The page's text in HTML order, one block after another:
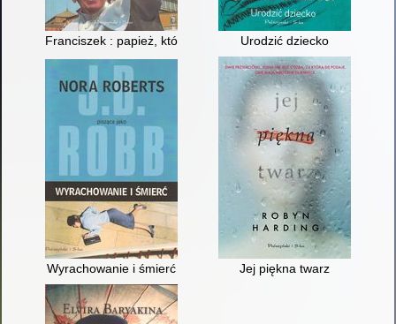
Franciszek : papież, który się uśmiechaUrodzić dziecko
Wyrachowanie i śmierć Jej piękna twarz